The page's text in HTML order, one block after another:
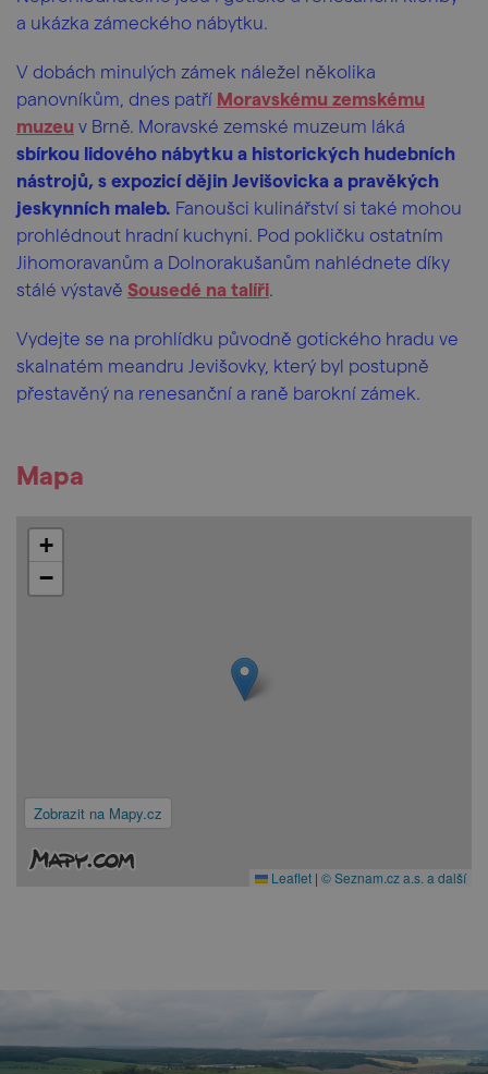
a ukázka zámeckého nábytku.
V dobách minulých zámek náležel několika
panovníkům, dnes patří Moravskému zemskému
muzeu v Brně. Moravské zemské muzeum láká
sbírkou lidového nábytku a historických hudebních
nástrojů, s expozicí dějin Jevišovicka a pravěkých
jeskynních maleb. Fanoušci kulinářství si také mohou
prohlédnout hradní kuchyni. Pod pokličku ostatním
Jihomoravanům a Dolnorakušanům nahlédnete díky
stálé výstavě Sousedé na talíři.
Vydejte se na prohlídku původně gotického hradu ve
skalnatém meandru Jevišovky, který byl postupně
přestavěný na renesanční a raně barokní zámek.
Mapa
Zobrazit na Mapy.cz
+
−
Leaflet | © Seznam.cz a.s. a další